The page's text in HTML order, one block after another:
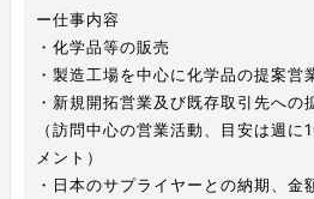
ー仕事内容
・化学品等の販売
・製造工場を中心に化学品の提案営
・新規開拓営業及び既存取引先への
（訪問中心の営業活動、目安は週に
メント）
・日本のサプライヤーとの納期、金